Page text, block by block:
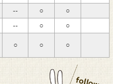
-- ○
○
-- ○
○
○ ○ ○